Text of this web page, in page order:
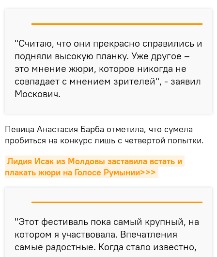
"Считаю, что они прекрасно справились и
подняли высокую планку. Уже другое –
это мнение жюри, которое никогда не
совпадает с мнением зрителей", - заявил
Москович.
Певица Анастасия Барба отметила, что сумела
пробиться на конкурс лишь с четвертой попытки.
Лидия Исак из Молдовы заставила встать и
плакать жюри на Голосе Румынии>>>
"Этот фестиваль пока самый крупный, на
котором я участвовала. Впечатления
самые радостные. Когда стало известно,